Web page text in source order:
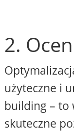
2.
użyteczne i
building – to
skuteczne